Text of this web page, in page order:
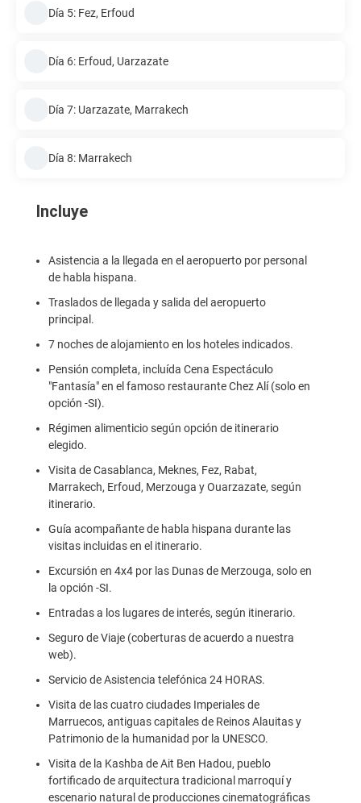
Día 5: Fez, Erfoud
Día 6: Erfoud, Uarzazate
Día 7: Uarzazate, Marrakech
Día 8: Marrakech
Incluye
Asistencia a la llegada en el aeropuerto por personal
de habla hispana.
Traslados de llegada y salida del aeropuerto
principal.
7 noches de alojamiento en los hoteles indicados.
Pensión completa, incluída Cena Espectáculo
"Fantasía" en el famoso restaurante Chez Alí (solo en
opción -SI).
Régimen alimenticio según opción de itinerario
elegido.
Visita de Casablanca, Meknes, Fez, Rabat,
Marrakech, Erfoud, Merzouga y Ouarzazate, según
itinerario.
Guía acompañante de habla hispana durante las
visitas incluidas en el itinerario.
Excursión en 4x4 por las Dunas de Merzouga, solo en
la opción -SI.
Entradas a los lugares de interés, según itinerario.
Seguro de Viaje (coberturas de acuerdo a nuestra
web).
Servicio de Asistencia telefónica 24 HORAS.
Visita de las cuatro ciudades Imperiales de
Marruecos, antiguas capitales de Reinos Alauitas y
Patrimonio de la humanidad por la UNESCO.
Visita de la Kashba de Ait Ben Hadou, pueblo
fortificado de arquitectura tradicional marroquí y
escenario natural de producciones cinematográficas